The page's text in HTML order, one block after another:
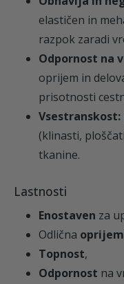
elastičen in
razpok zaradi
Odpornost na
oprijem in
prisotnosti
Vsestranskost:
(klinasti,
tkanine.
Lastnosti
Enostaven za
Odlična
Topnost,
Odpornost na